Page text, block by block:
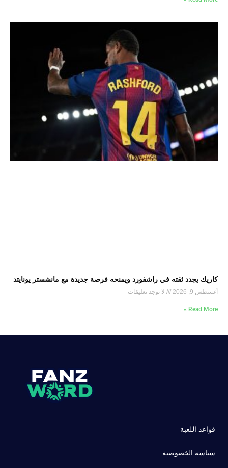
كاريك يجدد ثقته في راشفورد ويمنحه فرصة جديدة مع مانشستر يونايتد
أغسطس 9, 2026 لا توجد تعليقات
Read More »
قواعد اللعبة
سياسة الخصوصية